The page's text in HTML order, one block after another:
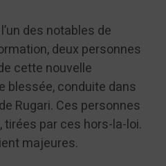
des notables de
deux personnes
cette nouvelle
blessée, conduite dans
Rugari. Ces personnes
par ces hors-la-loi.
majeures.